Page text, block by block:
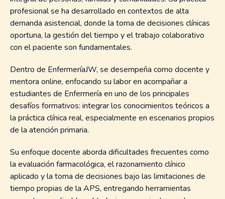
profesional se ha desarrollado en contextos de alta
demanda asistencial, donde la toma de decisiones clínicas
oportuna, la gestión del tiempo y el trabajo colaborativo
con el paciente son fundamentales.
Dentro de EnfermeríaJW, se desempeña como docente y
mentora online, enfocando su labor en acompañar a
estudiantes de Enfermería en uno de los principales
desafíos formativos: integrar los conocimientos teóricos a
la práctica clínica real, especialmente en escenarios propios
de la atención primaria.
Su enfoque docente aborda dificultades frecuentes como
la evaluación farmacológica, el razonamiento clínico
aplicado y la toma de decisiones bajo las limitaciones de
tiempo propias de la APS, entregando herramientas